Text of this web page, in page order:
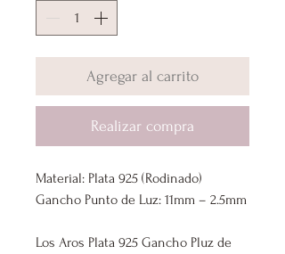
Agregar al carrito
Realizar compra
Material: Plata 925 (Rodinado)
Gancho Punto de Luz: 11mm – 2.5mm
Los Aros Plata 925 Gancho Pluz de